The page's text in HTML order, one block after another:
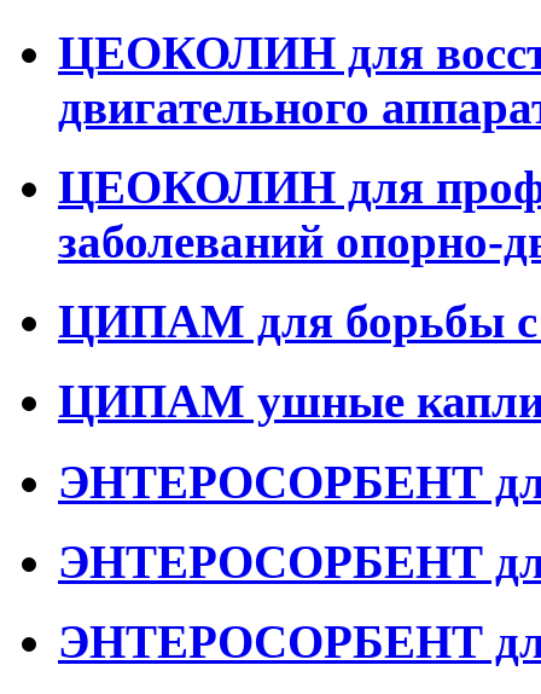
ЦЕОКОЛИН для
двигательного
ЦЕОКОЛИН для
заболеваний опорно-
ЦИПАМ для борьбы с
ЦИПАМ ушные капли
ЭНТЕРОСОРБЕНТ
ЭНТЕРОСОРБЕНТ
ЭНТЕРОСОРБЕНТ